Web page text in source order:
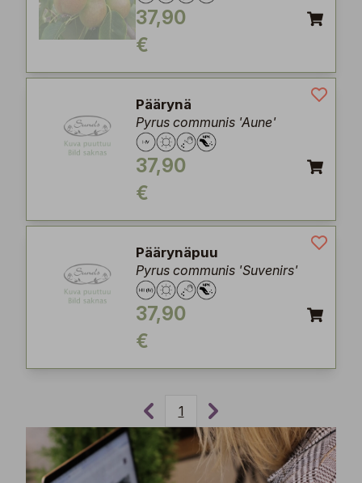
37,90
€
Päärynä
Pyrus communis 'Aune'
37,90
€
Päärynäpuu
Pyrus communis 'Suvenirs'
37,90
€
1